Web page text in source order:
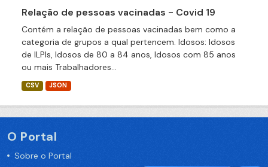
Relação de pessoas vacinadas - Covid 19
Contém a relação de pessoas vacinadas bem como a
categoria de grupos a qual pertencem. Idosos: Idosos
de ILPIs, Idosos de 80 a 84 anos, Idosos com 85 anos
ou mais Trabalhadores...
CSV JSON
O Portal
Sobre o Portal